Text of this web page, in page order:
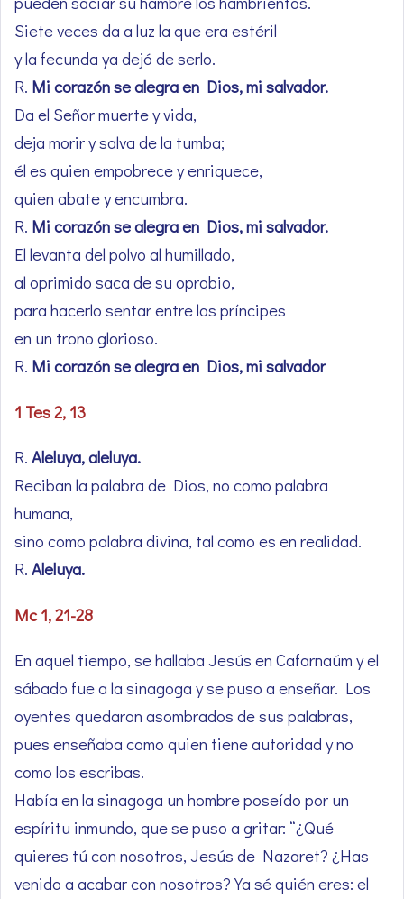
Siete veces da a luz la que era estéril
y la fecunda ya dejó de serlo.
R. Mi corazón se alegra en Dios, mi salvador.
Da el Señor muerte y vida,
deja morir y salva de la tumba;
él es quien empobrece y enriquece,
quien abate y encumbra.
R. Mi corazón se alegra en Dios, mi salvador.
El levanta del polvo al humillado,
al oprimido saca de su oprobio,
para hacerlo sentar entre los príncipes
en un trono glorioso.
R. Mi corazón se alegra en Dios, mi salvador
1 Tes 2, 13
R. Aleluya, aleluya.
Reciban la palabra de Dios, no como palabra
humana,
sino como palabra divina, tal como es en realidad.
R. Aleluya.
Mc 1, 21-28
En aquel tiempo, se hallaba Jesús en Cafarnaúm y el
sábado fue a la sinagoga y se puso a enseñar. Los
oyentes quedaron asombrados de sus palabras,
pues enseñaba como quien tiene autoridad y no
como los escribas.
Había en la sinagoga un hombre poseído por un
espíritu inmundo, que se puso a gritar: “¿Qué
quieres tú con nosotros, Jesús de Nazaret? ¿Has
venido a acabar con nosotros? Ya sé quién eres: el